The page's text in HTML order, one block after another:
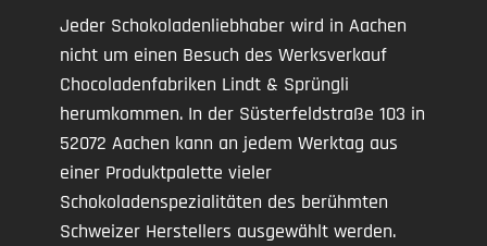
Jeder Schokoladenliebhaber wird in Aachen
nicht um einen Besuch des Werksverkauf
Chocoladenfabriken Lindt & Sprüngli
herumkommen. In der Süsterfeldstraße 103 in
52072 Aachen kann an jedem Werktag aus
einer Produktpalette vieler
Schokoladenspezialitäten des berühmten
Schweizer Herstellers ausgewählt werden.